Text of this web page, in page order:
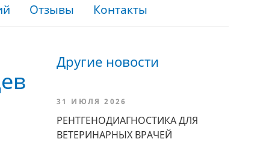
Отзывы Контакты
Другие новости
31 ИЮЛЯ 2026
РЕНТГЕНОДИАГНОСТИКА ДЛЯ
ВЕТЕРИНАРНЫХ ВРАЧЕЙ